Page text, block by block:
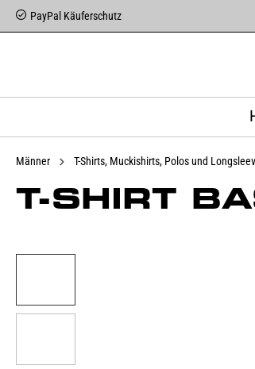
PayPal Käuferschutz
Männer T-Shirts, Muckishirts, Polos und
T-SHIRT